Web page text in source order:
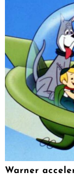
Warner